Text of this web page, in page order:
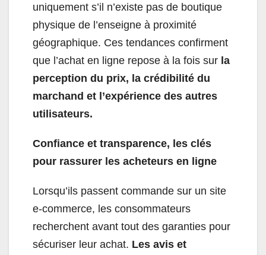
uniquement s’il n’existe pas de boutique
physique de l’enseigne à proximité
géographique. Ces tendances confirment
que l’achat en ligne repose à la fois sur la
perception du prix, la crédibilité du
marchand et l’expérience des autres
utilisateurs.
Confiance et transparence, les clés
pour rassurer les acheteurs en ligne
Lorsqu’ils passent commande sur un site
e-commerce, les consommateurs
recherchent avant tout des garanties pour
sécuriser leur achat. Les avis et